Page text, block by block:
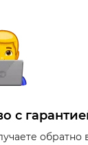
с
обратно